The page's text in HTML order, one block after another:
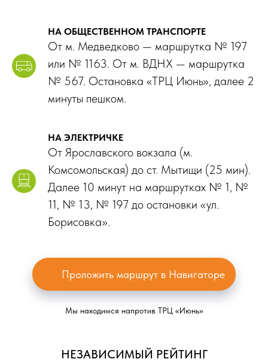
НА ОБЩЕСТВЕННОМ ТРАНСПОРТЕ
От м. Медведково — маршрутка № 197
или № 1163. От м. ВДНХ — маршрутка
№ 567. Остановка «ТРЦ Июнь», далее 2
минуты пешком.
НА ЭЛЕКТРИЧКЕ
От Ярославского вокзала (м.
Комсомольская) до ст. Мытищи (25 мин).
Далее 10 минут на маршрутках № 1, №
11, № 13, № 197 до остановки «ул.
Борисовка».
Проложить маршрут в Навигаторе
Мы находимся напротив ТРЦ «Июнь»
НЕЗАВИСИМЫЙ РЕЙТИНГ